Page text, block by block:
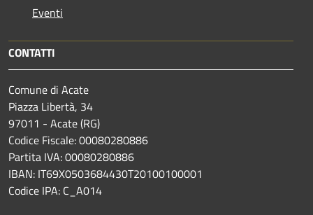
Eventi
CONTATTI
Comune di Acate
Piazza Libertà, 34
97011 - Acate (RG)
Codice Fiscale: 00080280886
Partita IVA: 00080280886
IBAN: IT69X0503684430T20100100001
Codice IPA: C_A014